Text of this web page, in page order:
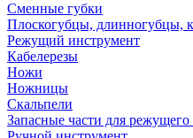
Сменные губки
Плоскогубцы, длинногубцы,
Режущий инструмент
Кабелерезы
Ножи
Ножницы
Скальпели
Запасные части для режущего